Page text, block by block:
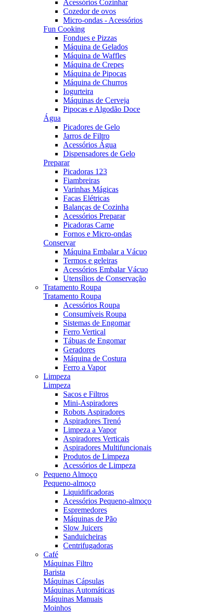
Acessórios Cozinhar
Cozedor de ovos
Micro-ondas - Acessórios
Fun Cooking
Fondues e Pizzas
Máquina de Gelados
Máquina de Waffles
Máquina de Crepes
Máquina de Pipocas
Máquina de Churros
Iogurteira
Máquinas de Cerveja
Pipocas e Algodão Doce
Água
Picadores de Gelo
Jarros de Filtro
Acessórios Água
Dispensadores de Gelo
Preparar
Picadoras 123
Fiambreiras
Varinhas Mágicas
Facas Elétricas
Balanças de Cozinha
Acessórios Preparar
Picadoras Carne
Fornos e Micro-ondas
Conservar
Máquina Embalar a Vácuo
Termos e geleiras
Acessórios Embalar Vácuo
Utensílios de Conservação
Tratamento Roupa
Tratamento Roupa
Acessórios Roupa
Consumíveis Roupa
Sistemas de Engomar
Ferro Vertical
Tábuas de Engomar
Geradores
Máquina de Costura
Ferro a Vapor
Limpeza
Limpeza
Sacos e Filtros
Mini-Aspiradores
Robots Aspiradores
Aspiradores Trenó
Limpeza a Vapor
Aspiradores Verticais
Aspiradores Multifuncionais
Produtos de Limpeza
Acessórios de Limpeza
Pequeno Almoço
Pequeno-almoço
Liquidificadoras
Acessórios Pequeno-almoço
Espremedores
Máquinas de Pão
Slow Juicers
Sanduicheiras
Centrifugadoras
Café
Máquinas Filtro
Barista
Máquinas Cápsulas
Máquinas Automáticas
Máquinas Manuais
Moinhos